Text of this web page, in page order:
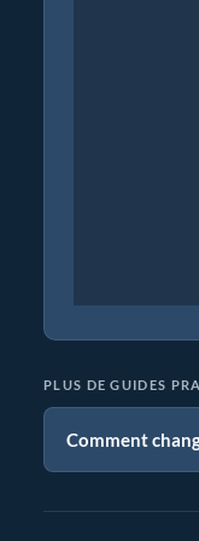
PLUS DE GUIDES
Comment